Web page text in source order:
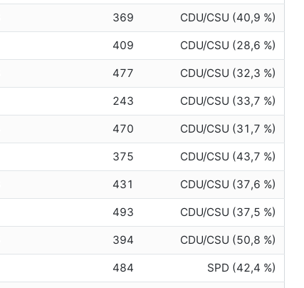
369 CDU/CSU (40,9 %)
409 CDU/CSU (28,6 %)
477 CDU/CSU (32,3 %)
243 CDU/CSU (33,7 %)
470 CDU/CSU (31,7 %)
375 CDU/CSU (43,7 %)
431 CDU/CSU (37,6 %)
493 CDU/CSU (37,5 %)
394 CDU/CSU (50,8 %)
484 SPD (42,4 %)